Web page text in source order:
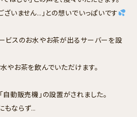
ざいません…」との想いでいっぱいです
ビスのお水やお茶が出るサーバーを設
やお茶を飲んでいただけます。
自動販売機」の設置がされました。
もならず…